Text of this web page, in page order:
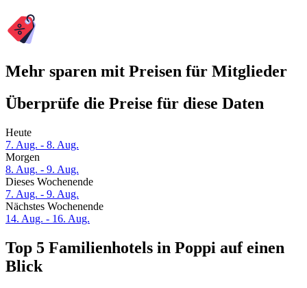
Mehr sparen mit Preisen für Mitglieder
Überprüfe die Preise für diese Daten
Heute
7. Aug. - 8. Aug.
Morgen
8. Aug. - 9. Aug.
Dieses Wochenende
7. Aug. - 9. Aug.
Nächstes Wochenende
14. Aug. - 16. Aug.
Top 5 Familienhotels in Poppi auf einen
Blick